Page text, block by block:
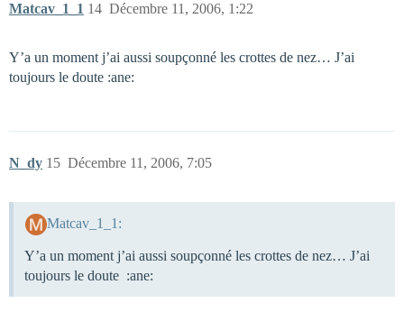
Matcav_1_1 Décembre 11, 2006, 1:22
14
Y’a un moment j’ai aussi soupçonné les crottes de nez… J’ai
toujours le doute :ane:
N_dy Décembre 11, 2006, 7:05
15
Matcav_1_1:
Y’a un moment j’ai aussi soupçonné les crottes de nez… J’ai
toujours le doute :ane: